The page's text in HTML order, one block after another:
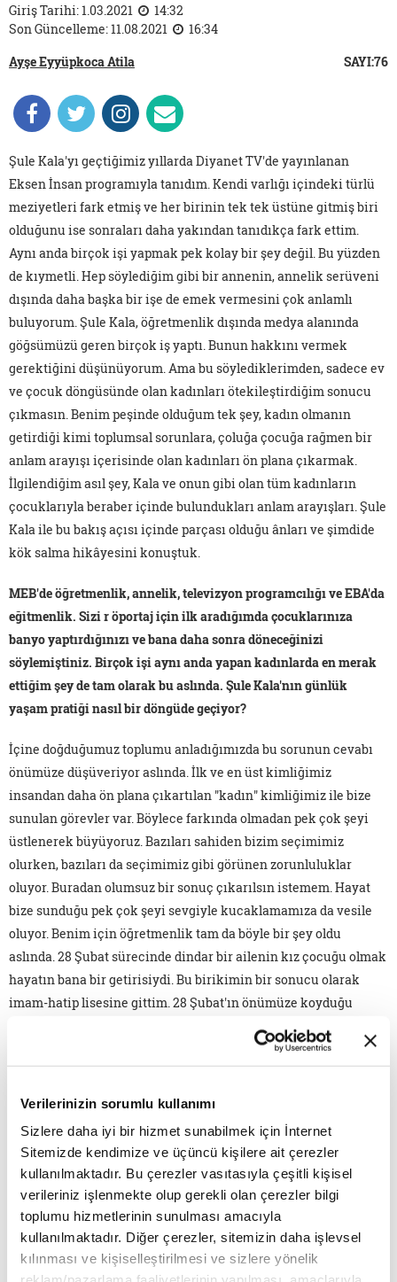
Verilerinizin sorumlu kullanımı
Sizlere daha iyi bir hizmet sunabilmek için İnternet
Sitemizde kendimize ve üçüncü kişilere ait çerezler
kullanılmaktadır. Bu çerezler vasıtasıyla çeşitli kişisel
verileriniz işlenmekte olup gerekli olan çerezler bilgi
toplumu hizmetlerinin sunulması amacıyla
kullanılmaktadır. Diğer çerezler, sitemizin daha işlevsel
kılınması ve kişiselleştirilmesi ve sizlere yönelik
Giriş Tarihi: 1.03.2021
14:32
Son Güncelleme: 11.08.2021
16:34
Ayşe Eyyüpkoca Atila
SAYI:76
Şule Kala'yı geçtiğimiz yıllarda Diyanet TV'de yayınlanan
Eksen İnsan programıyla tanıdım. Kendi varlığı içindeki türlü
meziyetleri fark etmiş ve her birinin tek tek üstüne gitmiş biri
olduğunu ise sonraları daha yakından tanıdıkça fark ettim.
Aynı anda birçok işi yapmak pek kolay bir şey değil. Bu yüzden
de kıymetli. Hep söylediğim gibi bir annenin, annelik serüveni
dışında daha başka bir işe de emek vermesini çok anlamlı
buluyorum. Şule Kala, öğretmenlik dışında medya alanında
göğsümüzü geren birçok iş yaptı. Bunun hakkını vermek
gerektiğini düşünüyorum. Ama bu söylediklerimden, sadece ev
ve çocuk döngüsünde olan kadınları ötekileştirdiğim sonucu
çıkmasın. Benim peşinde olduğum tek şey, kadın olmanın
getirdiği kimi toplumsal sorunlara, çoluğa çocuğa rağmen bir
anlam arayışı içerisinde olan kadınları ön plana çıkarmak.
İlgilendiğim asıl şey, Kala ve onun gibi olan tüm kadınların
çocuklarıyla beraber içinde bulundukları anlam arayışları. Şule
Kala ile bu bakış açısı içinde parçası olduğu ânları ve şimdide
kök salma hikâyesini konuştuk.
MEB'de öğretmenlik, annelik, televizyon programcılığı ve EBA'da
eğitmenlik. Sizi r öportaj için ilk aradığımda çocuklarınıza
banyo yaptırdığınızı ve bana daha sonra döneceğinizi
söylemiştiniz. Birçok işi aynı anda yapan kadınlarda en merak
ettiğim şey de tam olarak bu aslında. Şule Kala'nın günlük
yaşam pratiği nasıl bir döngüde geçiyor?
İçine doğduğumuz toplumu anladığımızda bu sorunun cevabı
önümüze düşüveriyor aslında. İlk ve en üst kimliğimiz
insandan daha ön plana çıkartılan "kadın" kimliğimiz ile bize
sunulan görevler var. Böylece farkında olmadan pek çok şeyi
üstlenerek büyüyoruz. Bazıları sahiden bizim seçimimiz
olurken, bazıları da seçimimiz gibi görünen zorunluluklar
oluyor. Buradan olumsuz bir sonuç çıkarılsın istemem. Hayat
bize sunduğu pek çok şeyi sevgiyle kucaklamamıza da vesile
oluyor. Benim için öğretmenlik tam da böyle bir şey oldu
aslında. 28 Şubat sürecinde dindar bir ailenin kız çocuğu olmak
hayatın bana bir getirisiydi. Bu birikimin bir sonucu olarak
imam-hatip lisesine gittim. 28 Şubat'ın önümüze koyduğu
engelleri o dönemde büyük bir üzüntüyle sırtlanmış olsam da
zaman içinde bir nimete dönüştüğünü görmek tesellim oldu.
Eğitimim hayalimdekinden farklı bir pencereye açılmıştı.
Üstelik yine hiç istemememe rağmen!
Hayalimde her zaman iletişim alanında işler yapmak vardı.
Peki, ilahiyat da nereden çıktı? Yurt dışına giderek istediğim
bölümü okumak ya da Türkiye'de kalarak ilahiyata razı olmak
arasında bir seçim yapmam gerekmişti. Bu seçimi yapma
zorunluluğum "başörtülü, imamhatipli" olmamdan ileri
geliyordu. Vatanımda kalarak önüme çıkan yolları
değerlendirmeye karar verdim. Böylece ilahiyatçı ve eğitimci